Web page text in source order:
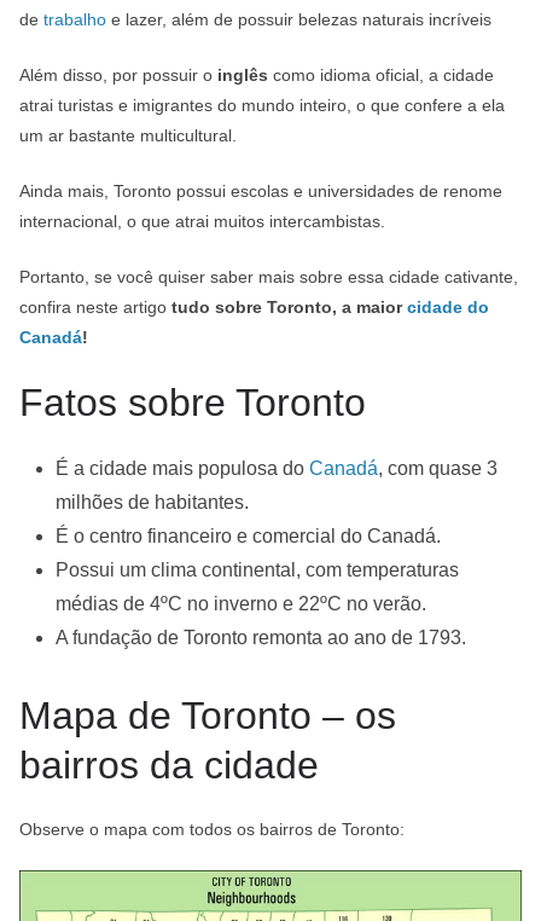
de trabalho e lazer, além de possuir belezas naturais incríveis
Além disso, por possuir o inglês como idioma oficial, a cidade
atrai turistas e imigrantes do mundo inteiro, o que confere a ela
um ar bastante multicultural.
Ainda mais, Toronto possui escolas e universidades de renome
internacional, o que atrai muitos intercambistas.
Portanto, se você quiser saber mais sobre essa cidade cativante,
confira neste artigo tudo sobre Toronto, a maiorcidade do
Canadá!
Fatos sobre Toronto
É a cidade mais populosa do Canadá, com quase 3
milhões de habitantes.
É o centro financeiro e comercial do Canadá.
Possui um clima continental, com temperaturas
médias de 4ºC no inverno e 22ºC no verão.
A fundação de Toronto remonta ao ano de 1793.
Mapa de Toronto – os
bairros da cidade
Observe o mapa com todos os bairros de Toronto: